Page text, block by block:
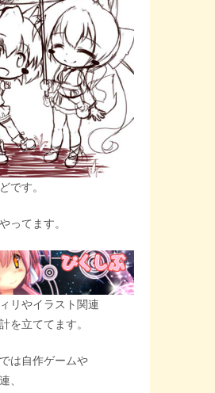
です。
ってます。
リやイラスト関連
を立ててます。
は自作ゲームや
、